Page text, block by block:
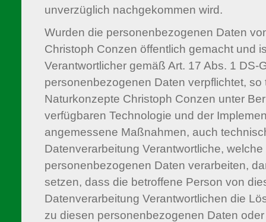
unverzüglich nachgekommen wird.
Wurden die personenbezogenen Daten
Christoph Conzen öffentlich gemacht und
Verantwortlicher gemäß Art. 17 Abs. 1 DS-
personenbezogenen Daten verpflichtet, so
Naturkonzepte Christoph Conzen unter
verfügbaren Technologie und der
angemessene Maßnahmen, auch
Datenverarbeitung Verantwortliche,
personenbezogenen Daten verarbeiten,
setzen, dass die betroffene Person von
Datenverarbeitung Verantwortlichen die
zu diesen personenbezogenen Daten